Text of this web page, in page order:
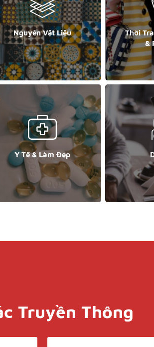
Nguyên Vật Liệu
Thời
&
Y Tế & Làm Đẹp
Truyền Thông